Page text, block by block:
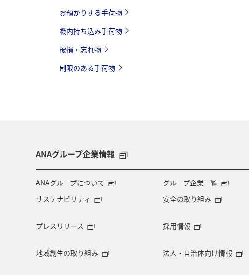
お預かりする手荷物
機内持ち込み手荷物
破損・忘れ物
制限のある手荷物
ANAグループ企業情報
ANAグループについて グループ企業一覧
サステナビリティ
安全の取り組み
プレスリリース
採用情報
地域創生の取り組み 法人・自治体向け情報